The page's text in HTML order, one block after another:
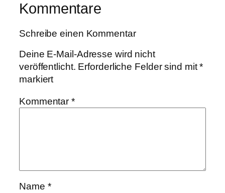
Kommentare
Schreibe einen Kommentar
Deine E-Mail-Adresse wird nicht
veröffentlicht. Erforderliche Felder sind mit*
markiert
Kommentar*
Name *